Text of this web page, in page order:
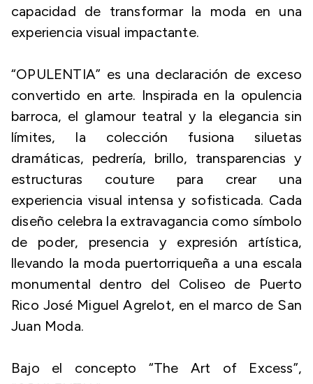
capacidad de transformar la moda en una
experiencia visual impactante.
“OPULENTIA” es una declaración de exceso
convertido en arte. Inspirada en la opulencia
barroca, el glamour teatral y la elegancia sin
límites, la colección fusiona siluetas
dramáticas, pedrería, brillo, transparencias y
estructuras couture para crear una
experiencia visual intensa y sofisticada. Cada
diseño celebra la extravagancia como símbolo
de poder, presencia y expresión artística,
llevando la moda puertorriqueña a una escala
monumental dentro del Coliseo de Puerto
Rico José Miguel Agrelot, en el marco de San
Juan Moda.
Bajo el concepto “The Art of Excess”,